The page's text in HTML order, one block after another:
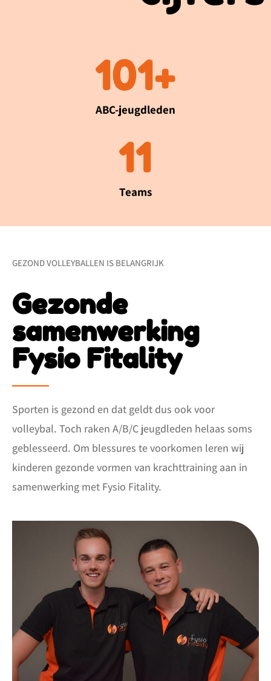
ABC-jeugdleden
188+
Teams
21
GEZOND VOLLEYBALLEN IS BELANGRIJK
Gezonde
samenwerking
Fysio Fitality
Sporten is gezond en dat geldt dus ook voor
volleybal. Toch raken A/B/C jeugdleden helaas soms
geblesseerd. Om blessures te voorkomen leren wij
kinderen gezonde vormen van krachttraining aan in
samenwerking met Fysio Fitality.